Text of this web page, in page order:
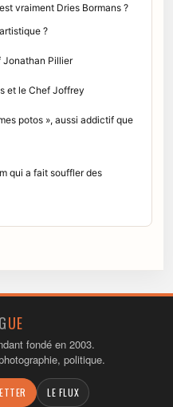
vraiment Dries Bormans ?
?
Jonathan Pillier
et le Chef Joffrey
potos », aussi addictif que
qui a fait souffler des
UE
fondé en 2003.
politique.
LE FLUX